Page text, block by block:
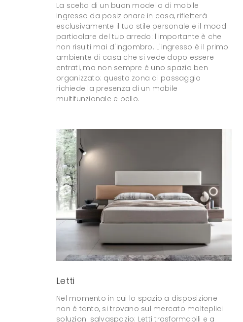
La scelta di un buon modello di mobile
ingresso da posizionare in casa, rifletterà
esclusivamente il tuo stile personale e il mood
particolare del tuo arredo: l'importante è che
non risulti mai d'ingombro. L'ingresso è il primo
ambiente di casa che si vede dopo essere
entrati, ma non sempre è uno spazio ben
organizzato: questa zona di passaggio
richiede la presenza di un mobile
multifunzionale e bello.
Letti
Nel momento in cui lo spazio a disposizione
non è tanto, si trovano sul mercato molteplici
soluzioni salvaspazio: Letti trasformabili e a